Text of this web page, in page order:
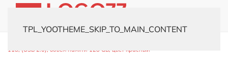
TPL_YOOTHEME_SKIP_TO_MAIN_CONTENT
118, (USB 2.0), объем памяти 128 GB, цвет красный